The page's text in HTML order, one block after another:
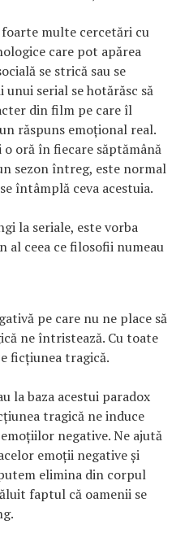
multe cercetări cu
care pot apărea
se strică sau se
serial se hotărăsc să
din film pe care îl
răspuns emoțional real.
oră în fiecare săptămână
sezon întreg, este normal
întâmplă ceva acestuia.
la seriale, este vorba
al ceea ce filosofii numeau
pe care nu ne place să
ne întristează. Cu toate
ficțiunea tragică.
la baza acestui paradox
tragică ne induce
negative. Ne ajută
emoții negative și
elimina din corpul
faptul că oamenii se